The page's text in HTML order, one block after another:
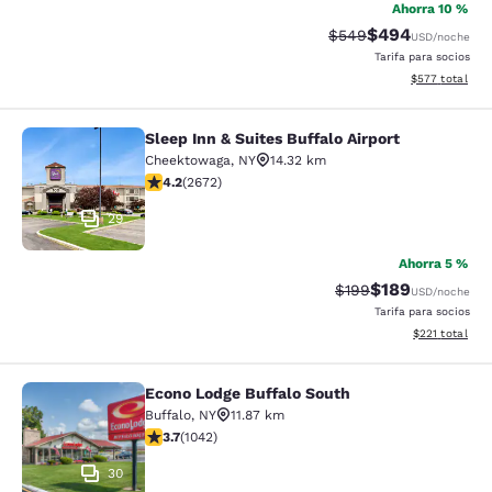
Ahorra 10 %
Tarifa tachada:
$549Tarifa reducida:
$494USD/noche
Tarifa para socios
Ver detalles
$577 total
Sleep Inn & Suites Buffalo Airport
29
Sleep Inn & Suites Buffalo Airport
Cheektowaga, NY
14.32 km
Calificación de 4.19 estrellas. Muy bueno. 2672
4.2(2672)
Ahorra 5 %
Tarifa tachada:
$199Tarifa reducida:
$189USD/noche
Tarifa para socios
Ver detalles
$221 total
Econo Lodge Buffalo South
30
Econo Lodge Buffalo South
Buffalo, NY
11.87 km
Calificación de 3.66 estrellas. Bueno. 1042 reseñas
3.7(1042)